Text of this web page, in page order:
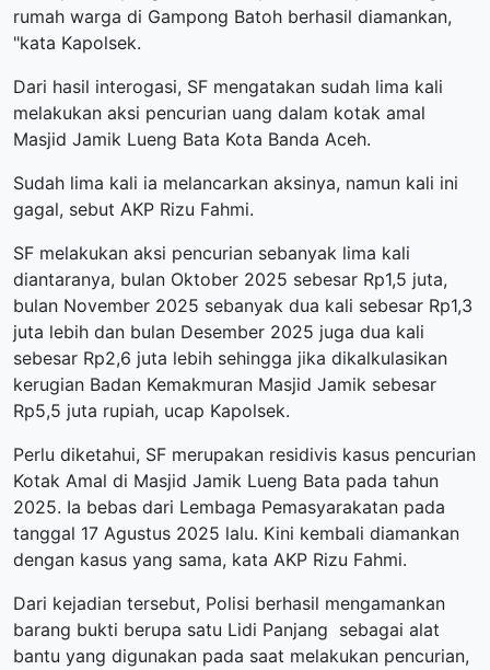
rumah warga di Gampong Batoh berhasil diamankan,
"kata Kapolsek.
Dari hasil interogasi, SF mengatakan sudah lima kali
melakukan aksi pencurian uang dalam kotak amal
Masjid Jamik Lueng Bata Kota Banda Aceh.
Sudah lima kali ia melancarkan aksinya, namun kali ini
gagal, sebut AKP Rizu Fahmi.
SF melakukan aksi pencurian sebanyak lima kali
diantaranya, bulan Oktober 2025 sebesar Rp1,5 juta,
bulan November 2025 sebanyak dua kali sebesar Rp1,3
juta lebih dan bulan Desember 2025 juga dua kali
sebesar Rp2,6 juta lebih sehingga jika dikalkulasikan
kerugian Badan Kemakmuran Masjid Jamik sebesar
Rp5,5 juta rupiah, ucap Kapolsek.
Perlu diketahui, SF merupakan residivis kasus pencurian
Kotak Amal di Masjid Jamik Lueng Bata pada tahun
2025. Ia bebas dari Lembaga Pemasyarakatan pada
tanggal 17 Agustus 2025 lalu. Kini kembali diamankan
dengan kasus yang sama, kata AKP Rizu Fahmi.
Dari kejadian tersebut, Polisi berhasil mengamankan
barang bukti berupa satu Lidi Panjang sebagai alat
bantu yang digunakan pada saat melakukan pencurian,